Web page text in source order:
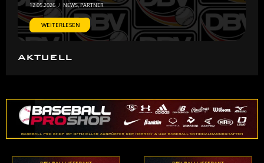
AKTUELL
12.05.2026 / NEWS,PARTNER
WEITERLESEN